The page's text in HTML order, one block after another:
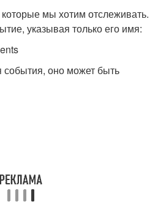
мы хотим отслеживать.
указывая только его имя:
оно может быть